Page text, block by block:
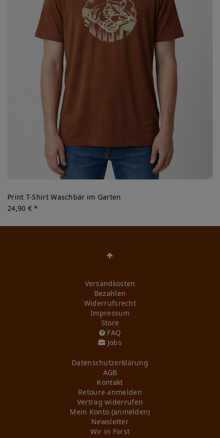
Print T-Shirt Waschbär im Garten
24,90 € *
Versandkosten
Bezahlen
Widerrufs­recht
Impressum
Store
FAQ
Jobs
Daten­schutz­erklärung
AGB
Kontakt
Retoure anmelden
Vertrag widerrufen
Mein Konto (anmelden)
Newsletter
Wir in Forst